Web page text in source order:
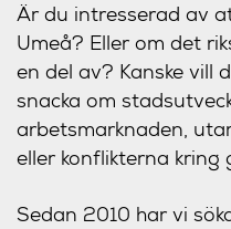
Är du intresserad av
Umeå? Eller om det
en del av? Kanske vill
snacka om
arbetsmarknaden,
eller konflikterna kring
Sedan 2010 har vi